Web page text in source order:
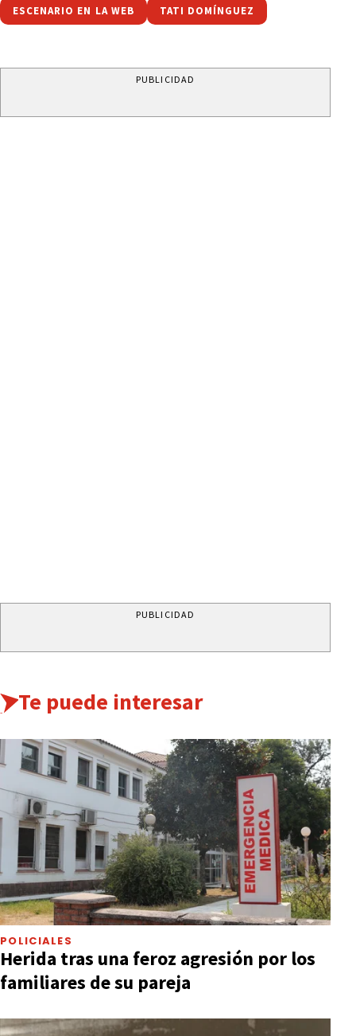
ESCENARIO EN LA WEB TATI DOMÍNGUEZ
PUBLICIDAD
PUBLICIDAD
Te puede interesar
POLICIALES
Herida tras una feroz agresión por los
familiares de su pareja